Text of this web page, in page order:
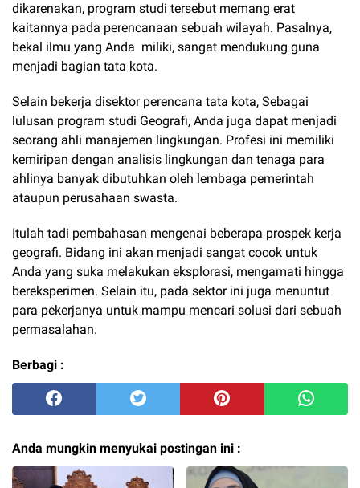
dikarenakan, program studi tersebut memang erat
kaitannya pada perencanaan sebuah wilayah. Pasalnya,
bekal ilmu yang Anda miliki, sangat mendukung guna
menjadi bagian tata kota.
Selain bekerja disektor perencana tata kota, Sebagai
lulusan program studi Geografi, Anda juga dapat menjadi
seorang ahli manajemen lingkungan. Profesi ini memiliki
kemiripan dengan analisis lingkungan dan tenaga para
ahlinya banyak dibutuhkan oleh lembaga pemerintah
ataupun perusahaan swasta.
Itulah tadi pembahasan mengenai beberapa prospek kerja
geografi. Bidang ini akan menjadi sangat cocok untuk
Anda yang suka melakukan eksplorasi, mengamati hingga
bereksperimen. Selain itu, pada sektor ini juga menuntut
para pekerjanya untuk mampu mencari solusi dari sebuah
permasalahan.
Berbagi :
Anda mungkin menyukai postingan ini :